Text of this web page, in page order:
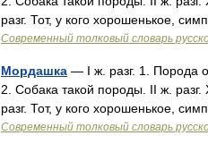
разг. Тот, у кого хорошенькое,
Современный толковый словарь
Мордашка — I ж. разг. 1. Порода
2. Собака такой породы. II ж.
разг. Тот, у кого хорошенькое,
Современный толковый словарь